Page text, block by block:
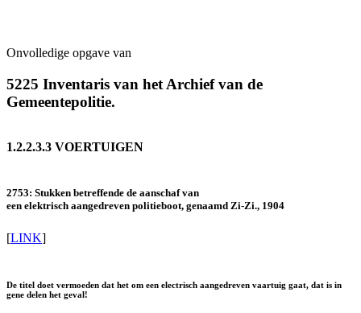
Onvolledige opgave van
5225 Inventaris van het Archief van de
Gemeentepolitie.
1.2.2.3.3 VOERTUIGEN
2753: Stukken betreffende de aanschaf van
een elektrisch aangedreven politieboot, genaamd Zi-Zi., 1904
[LINK]
De titel doet vermoeden dat het om een electrisch aangedreven vaartuig gaat, dat is in
gene delen het geval!